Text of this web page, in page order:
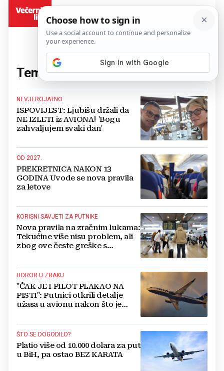
Tema:avion(206 članaka)
NEVJEROJATNO
ISPOVIJEST: Ljubišu držali da
NE IZLETI iz AVIONA! 'Bogu
zahvaljujem svaki dan'
OD 2027.
PREKRETNICA NAKON 13
GODINA Uvode se nova pravila
za letove
KORISNI SAVJETI ZA PUTNIKE
Nova pravila na zračnim lukama:
Tekućine više nisu problem, ali
zbog ove česte greške s
HOROR U ZRAKU
"ČAK JE I PILOT PLAKAO NA
PISTI": Putnici otkrili detalje
užasa u avionu nakon što je
ŠTO SE DOGODILO?
Platio više od 10.000 dolara za put
u BiH, pa ostao BEZ KARATA